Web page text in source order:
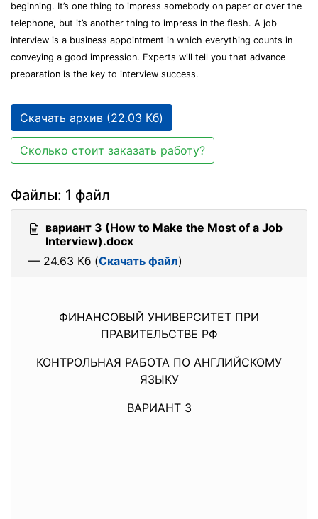
beginning. It’s one thing to impress somebody on paper or over the
telephone, but it’s another thing to impress in the flesh. A job
interview is a business appointment in which everything counts in
conveying a good impression. Experts will tell you that advance
preparation is the key to interview success.
Скачать архив (22.03 Кб)
Сколько стоит заказать работу?
Файлы: 1 файл
вариант 3 (How to Make the Most of a Job
Interview).docx
— 24.63 Кб (Скачать файл)
ФИНАНСОВЫЙ УНИВЕРСИТЕТ ПРИ
ПРАВИТЕЛЬСТВЕ РФ
КОНТРОЛЬНАЯ РАБОТА ПО АНГЛИЙСКОМУ
ЯЗЫКУ
ВАРИАНТ 3